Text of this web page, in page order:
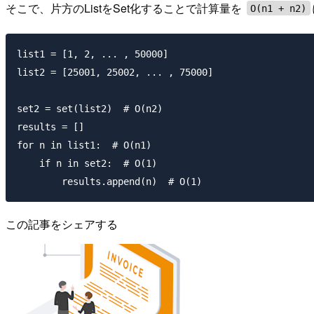
そこで、片方のListをSet化することで計算量を O(n1 + n2)
list1 = [1, 2, ... , 50000]
list2 = [25001, 25002, ... , 75000]
set2 = set(list2)  # O(n2)
results = []
for n in list1:  # O(n1)
    if n in set2:  # O(1)
この記事をシェアする